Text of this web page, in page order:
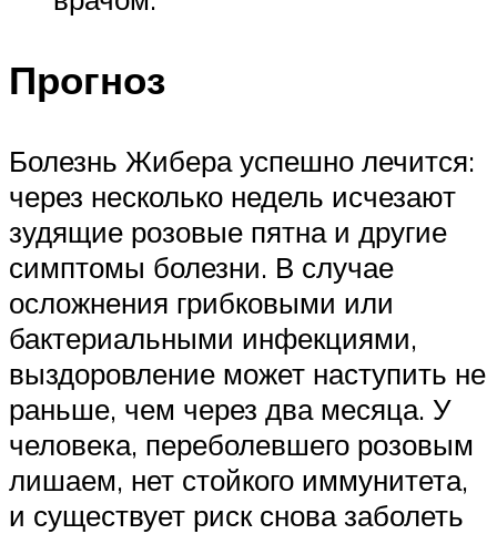
Прогноз
Болезнь Жибера успешно лечится:
через несколько недель исчезают
зудящие розовые пятна и другие
симптомы болезни. В случае
осложнения грибковыми или
бактериальными инфекциями,
выздоровление может наступить не
раньше, чем через два месяца. У
человека, переболевшего розовым
лишаем, нет стойкого иммунитета,
и существует риск снова заболеть